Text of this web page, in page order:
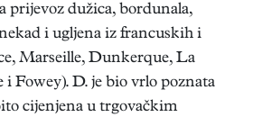
prijevoz dužica, bordunala,
i ugljena iz francuskih i
Marseille, Dunkerque, La
i Fowey). D. je bio vrlo poznata
cijenjena u trgovačkim